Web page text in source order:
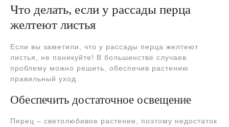
Что делать, если у рассады перца
желтеют листья
Если вы заметили, что у рассады перца желтеют
листья, не паникуйте! В большинстве случаев
проблему можно решить, обеспечив растению
правильный уход.
Обеспечить достаточное освещение
Перец – светолюбивое растение, поэтому недостаток